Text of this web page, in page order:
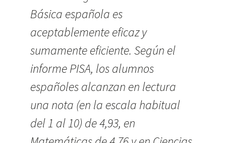
Básica española es
aceptablemente eficaz y
sumamente eficiente. Según el
informe PISA, los alumnos
españoles alcanzan en lectura
una nota (en la escala habitual
del 1 al 10) de 4,93, en